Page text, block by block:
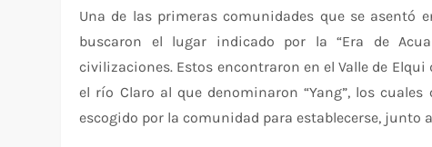
Una de las primeras comunidades que se asentó
buscaron el lugar indicado por la “Era de
civilizaciones. Estos encontraron en el Valle de
el río Claro al que denominaron “Yang”, los
escogido por la comunidad para establecerse, junto